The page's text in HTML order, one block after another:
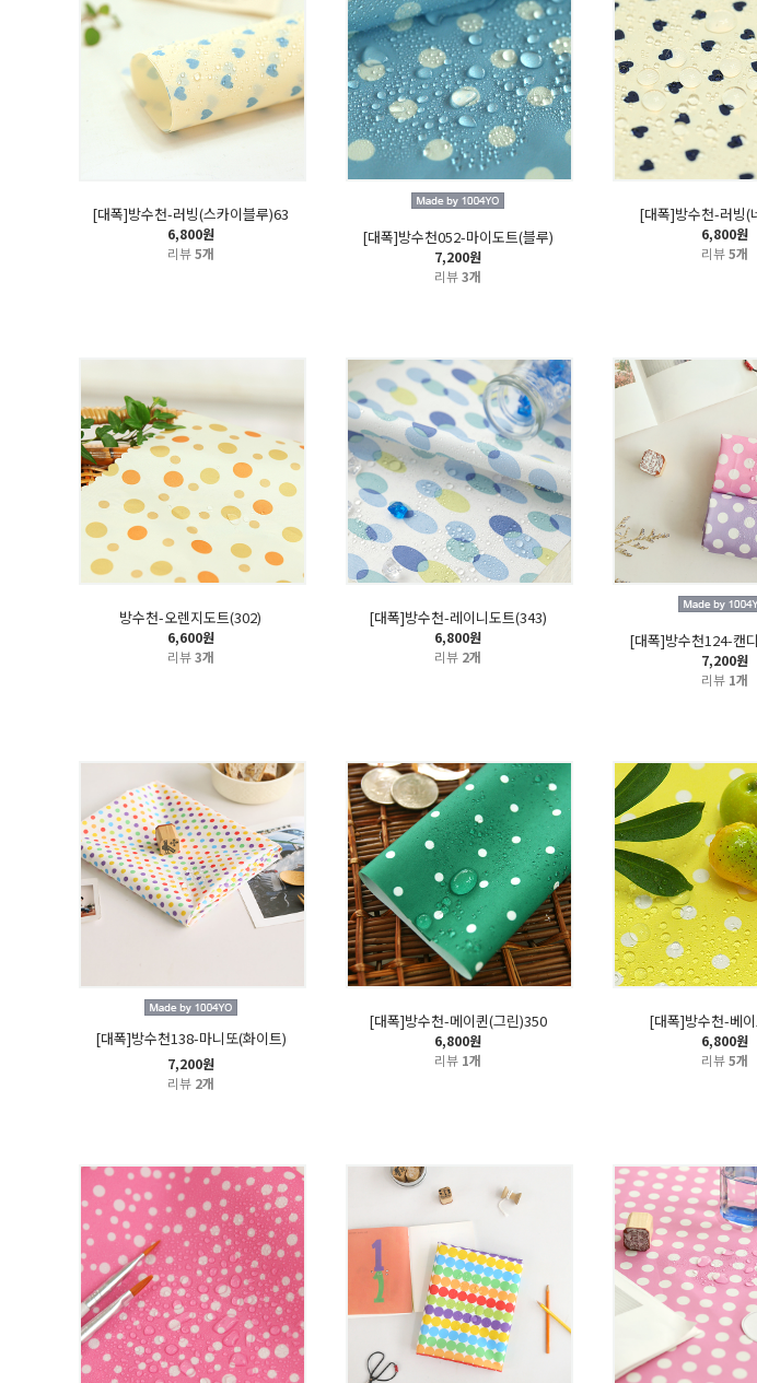
[대폭]방수천-러빙(스카이블루)63
6,800원
리뷰5개
[대폭]방수천052-마이도트(블루)
7,200원
리뷰3개
[대폭]방수천-러빙(
6,800원
리뷰5개
방수천-오렌지도트(302)
6,600원
리뷰3개
[대폭]방수천-레이니도트(343)
6,800원
리뷰 2개
[대폭]방수천124-캔
7,200원
리뷰 1개
[대폭]방수천138-마니또(화이트)
7,200원
리뷰 2개
[대폭]방수천-메이퀸(그린)350
6,800원
리뷰 1개
[대폭]방수천-베
6,800원
리뷰5개